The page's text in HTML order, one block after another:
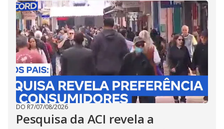
DO R7/07/08/2026
Pesquisa da ACI revela a